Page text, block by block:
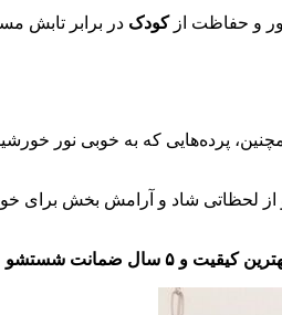
و حفاظت ازکودک در برابر تابش
پرده‌هایی که به خوبی نور
لحظاتی شاد و آرامش بخش برای
و ۵ سال ضمانت شستشو